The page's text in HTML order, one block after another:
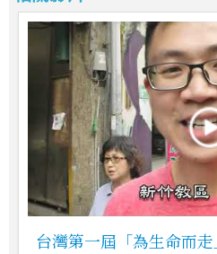
台灣第一屆「為生命而